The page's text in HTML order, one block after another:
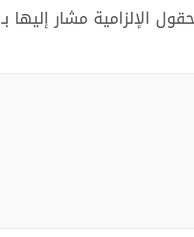
الإلزامية مشار إليها بـ